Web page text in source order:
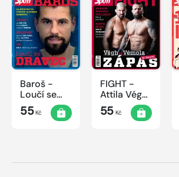
Baroš -
Loučí se
dravec
55Kč
FIGHT -
Attila Végh
vs. Karlos
Vémola
55Kč